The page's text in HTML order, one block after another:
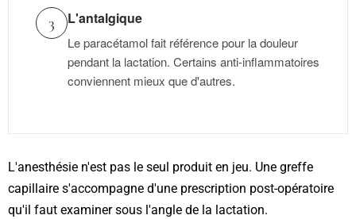
3 L'antalgique
Le paracétamol fait référence pour la douleur
pendant la lactation. Certains anti-inflammatoires
conviennent mieux que d'autres.
L'anesthésie n'est pas le seul produit en jeu. Une greffe
capillaire s'accompagne d'une prescription post-opératoire
qu'il faut examiner sous l'angle de la lactation.